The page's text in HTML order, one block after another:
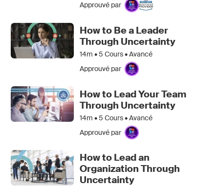
Approuvé par
How to Be a Leader
Through Uncertainty
14m •5 Cours • Avancé
Approuvé par
How to Lead Your Team
Through Uncertainty
14m •5 Cours • Avancé
Approuvé par
How to Lead an
Organization Through
Uncertainty